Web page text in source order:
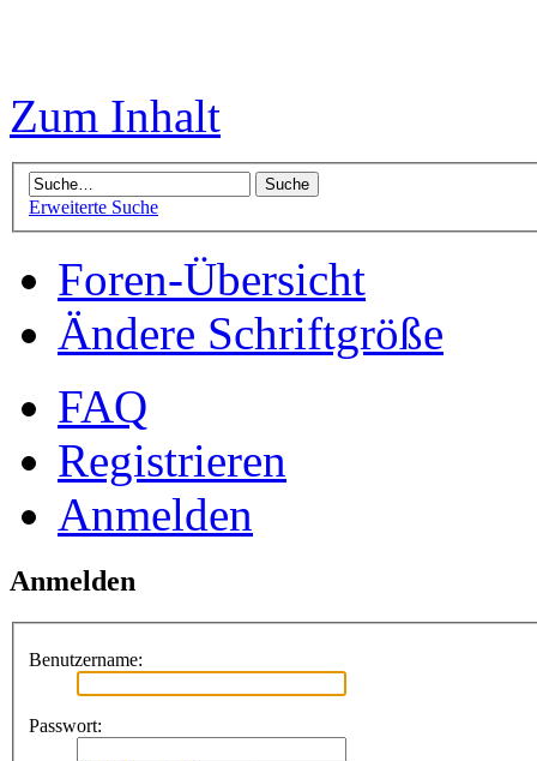
Zum Inhalt
Erweiterte Suche
Foren-Übersicht
Ändere Schriftgröße
FAQ
Registrieren
Anmelden
Anmelden
Benutzername:
Passwort: